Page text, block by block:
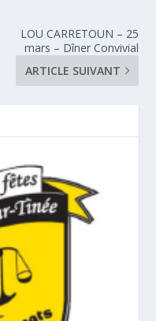
LOU CARRETOUN – 25
mars – Dîner Convivial
ARTICLE SUIVANT